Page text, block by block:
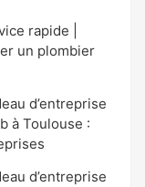
rapide |
un plombier
d’entreprise
à Toulouse :
d’entreprise